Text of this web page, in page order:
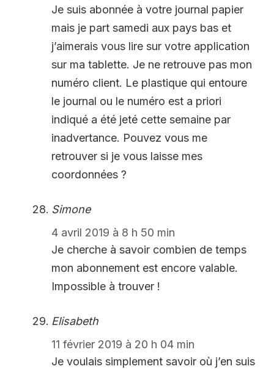
Je suis abonnée à votre journal papier
mais je part samedi aux pays bas et
j’aimerais vous lire sur votre application
sur ma tablette. Je ne retrouve pas mon
numéro client. Le plastique qui entoure
le journal ou le numéro est a priori
indiqué a été jeté cette semaine par
inadvertance. Pouvez vous me
retrouver si je vous laisse mes
coordonnées ?
Simone
4 avril 2019 à 8 h 50 min
Je cherche à savoir combien de temps
mon abonnement est encore valable.
Impossible à trouver !
Elisabeth
11 février 2019 à 20 h 04 min
Je voulais simplement savoir où j’en suis